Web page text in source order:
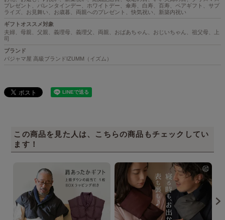
プレゼント、バレンタインデー、ホワイトデー、傘寿、白寿、百寿、ペアギフト、サプ
ライズ、お見舞い、お歳暮、両親へのプレゼント、快気祝い、新築内祝い
ギフトオススメ対象
夫婦、母親、父親、義理母、義理父、両親、おばあちゃん、おじいちゃん、祖父母、上
司
ブランド
パジャマ屋 高級ブランドIZUMM（イズム）
この商品を見た人は、こちらの商品もチェックしてい
ます！